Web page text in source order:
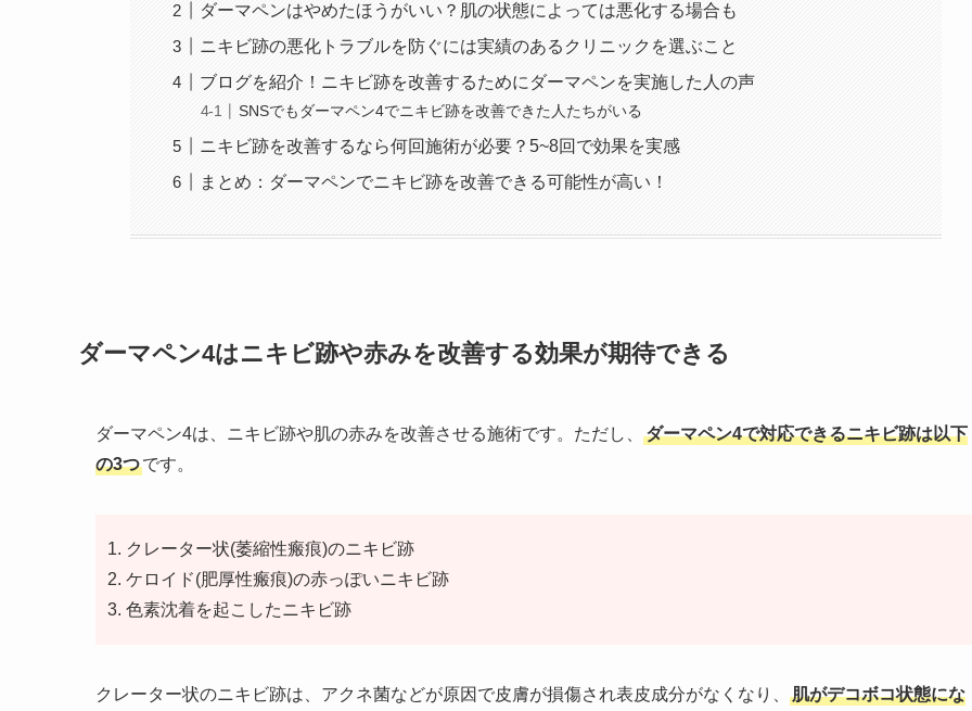
ダーマペンはやめたほうがいい？肌の状態によっては悪化する場合も
ニキビ跡の悪化トラブルを防ぐには実績のあるクリニックを選ぶこと
ブログを紹介！ニキビ跡を改善するためにダーマペンを実施した人の声
SNSでもダーマペン4でニキビ跡を改善できた人たちがいる
ニキビ跡を改善するなら何回施術が必要？5~8回で効果を実感
まとめ：ダーマペンでニキビ跡を改善できる可能性が高い！
ダーマペン4はニキビ跡や赤みを改善する効果が期待できる
ダーマペン4は、ニキビ跡や肌の赤みを改善させる施術です。ただし、
ダーマペン4で対応できるニキビ跡は以下
の3つです。
クレーター状(萎縮性瘢痕)のニキビ跡
ケロイド(肥厚性瘢痕)の赤っぽいニキビ跡
色素沈着を起こしたニキビ跡
クレーター状のニキビ跡は、アクネ菌などが原因で皮膚が損傷され表皮成分がなくなり、
肌がデコボコ状態にな